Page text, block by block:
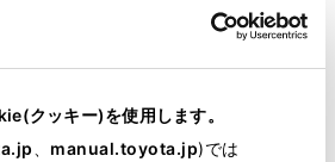
クッキー)を使用します。
manual.toyota.jp)では
23-5311